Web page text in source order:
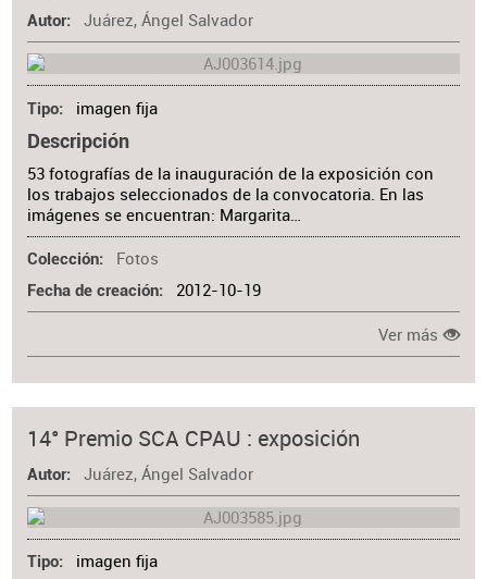
Autor Juárez, Ángel Salvador
Tipo imagen fija
Descripción
53 fotografías de la inauguración de la exposición con
los trabajos seleccionados de la convocatoria. En las
imágenes se encuentran: Margarita…
Colección Fotos
Fecha de creación 2012-10-19
Ver más
14° Premio SCA CPAU : exposición
Autor Juárez, Ángel Salvador
Tipo imagen fija